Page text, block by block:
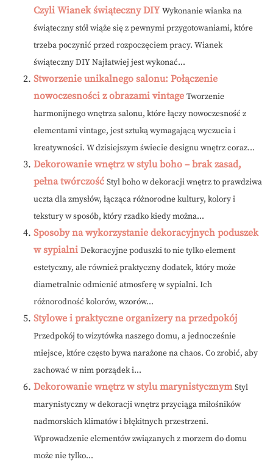
Czyli Wianek świąteczny DIY Wykonanie wianka na
świąteczny stół wiąże się z pewnymi przygotowaniami, które
trzeba poczynić przed rozpoczęciem pracy. Wianek
świąteczny DIY Najłatwiej jest wykonać...
Stworzenie unikalnego salonu: Połączenie
nowoczesności z obrazami vintage Tworzenie
harmonijnego wnętrza salonu, które łączy nowoczesność z
elementami vintage, jest sztuką wymagającą wyczucia i
kreatywności. W dzisiejszym świecie designu wnętrz coraz...
Dekorowanie wnętrz w stylu boho – brak zasad,
pełna twórczość Styl boho w dekoracji wnętrz to prawdziwa
uczta dla zmysłów, łącząca różnorodne kultury, kolory i
tekstury w sposób, który rzadko kiedy można...
Sposoby na wykorzystanie dekoracyjnych poduszek
w sypialni Dekoracyjne poduszki to nie tylko element
estetyczny, ale również praktyczny dodatek, który może
diametralnie odmienić atmosferę w sypialni. Ich
różnorodność kolorów, wzorów...
Stylowe i praktyczne organizery na przedpokój
Przedpokój to wizytówka naszego domu, a jednocześnie
miejsce, które często bywa narażone na chaos. Co zrobić, aby
zachować w nim porządek i...
Dekorowanie wnętrz w stylu marynistycznym Styl
marynistyczny w dekoracji wnętrz przyciąga miłośników
nadmorskich klimatów i błękitnych przestrzeni.
Wprowadzenie elementów związanych z morzem do domu
może nie tylko...